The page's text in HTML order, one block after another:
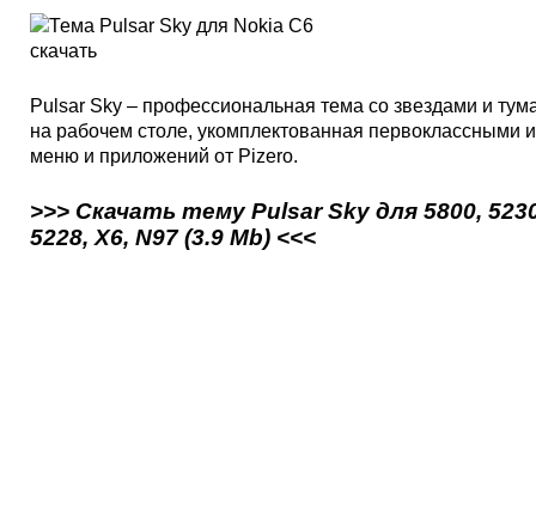
Pulsar Sky – профессиональная тема со звездами и
на рабочем столе, укомплектованная первоклассными
меню и приложений от Pizero.
>>> Скачать тему Pulsar Sky для 5800,
5228, X6, N97 (3.9 Mb) <<<